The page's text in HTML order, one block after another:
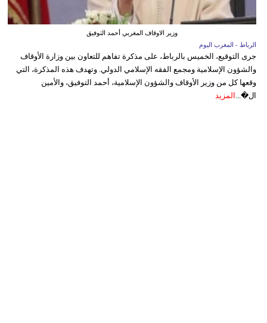
وزير الاوقاف المغربي أحمد التوفيق
الرباط - المغرب اليوم
جرى التوقيع، الخميس بالرباط، على مذكرة تفاهم للتعاون بين وزارة الأوقاف
والشؤون الإسلامية ومجمع الفقه الإسلامي الدولي. وتهدف هذه المذكرة، التي
وقعها كل من وزير الأوقاف والشؤون الإسلامية، أحمد التوفيق، والأمين
ال�... المزيد